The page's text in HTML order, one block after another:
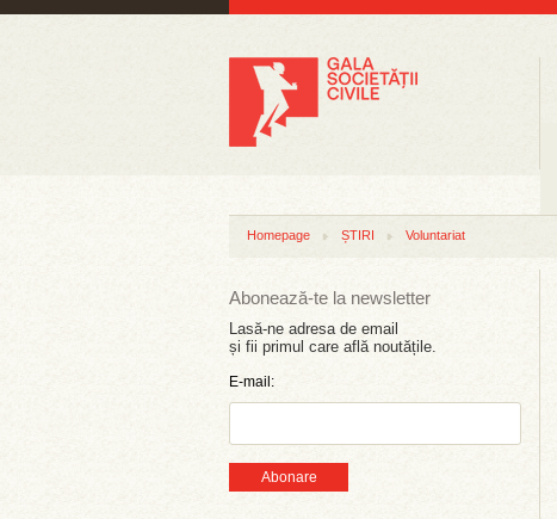
Homepage ȘTIRI Voluntariat
Abonează-te la newsletter
Lasă-ne adresa de email
și fii primul care află noutățile.
E-mail:
Abonare